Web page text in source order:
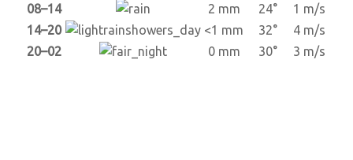
08–14
2 mm 24°
1 m/s
14–20
<1 mm 32°
4 m/s
20–02
0 mm 30° 3 m/s